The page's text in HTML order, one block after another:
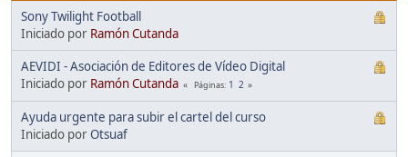
Sony Twilight Football
Iniciado por Ramón Cutanda
AEVIDI - Asociación de Editores de Vídeo Digital
Iniciado por Ramón Cutanda Páginas 1 2
Ayuda urgente para subir el cartel del curso
Iniciado porOtsuaf